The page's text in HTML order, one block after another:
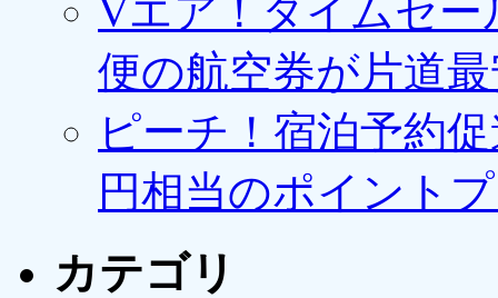
Vエア！タイムセー
便の航空券が片道最
ピーチ！宿泊予約
円相当のポイント
カテゴリ